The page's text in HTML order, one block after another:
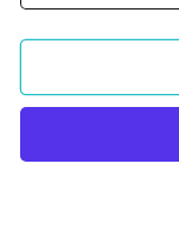
景】
ん
ん